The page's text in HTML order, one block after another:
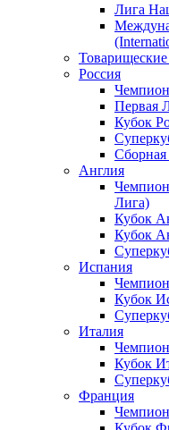
Лига
Россия
Первая
Кубок
Сборная
Англия
Лига)
Кубок
Кубок
Испания
Кубок
Италия
Кубок
Франция